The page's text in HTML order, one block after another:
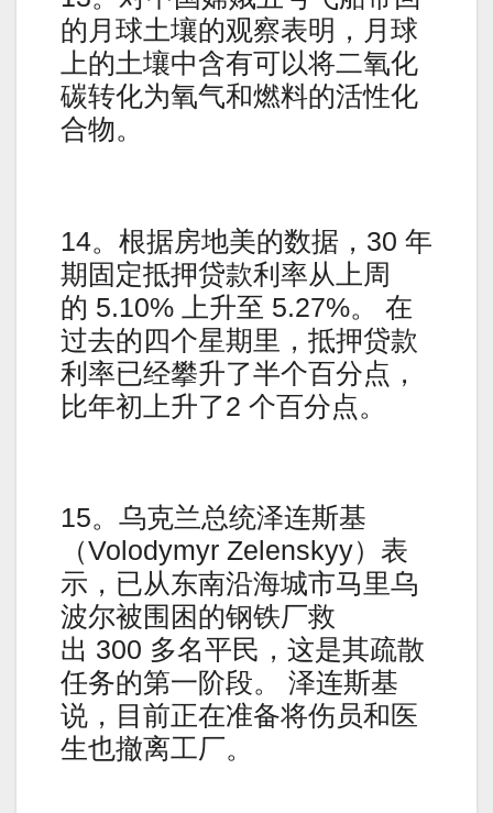
的月球土壤的观察表明，月球
上的土壤中含有可以将二氧化
碳转化为氧气和燃料的活性化
合物。
14。根据房地美的数据，30 年
期固定抵押贷款利率从上周
的 5.10% 上升至 5.27%。 在
过去的四个星期里，抵押贷款
利率已经攀升了半个百分点，
比年初上升了2 个百分点。
15。乌克兰总统泽连斯基
（Volodymyr Zelenskyy）表
示，已从东南沿海城市马里乌
波尔被围困的钢铁厂救
出 300 多名平民，这是其疏散
任务的第一阶段。 泽连斯基
说，目前正在准备将伤员和医
生也撤离工厂。